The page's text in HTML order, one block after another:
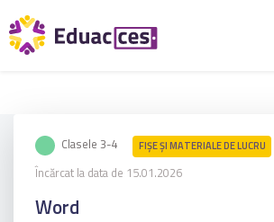
Clasele 3-4 FIŞE ŞI MATERIALE DE LUCRU
Încărcat la data de 15.01.2026
Word